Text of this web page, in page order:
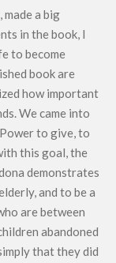
made a big
in the book, I
to become
book are
how important
We came into
to give, to
this goal, the
demonstrates
and to be a
are between
abandoned
that they did